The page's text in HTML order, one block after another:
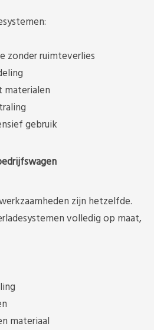
zonder ruimteverlies
materialen
gebruik
zijn hetzelfde.
volledig op maat,
materiaal